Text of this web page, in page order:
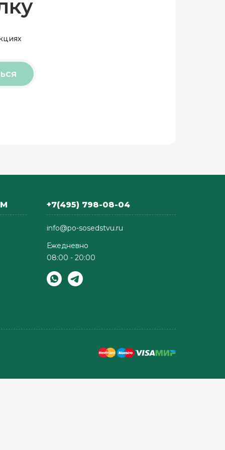
+7(495) 798-08-04
info@po-sosedstvu.ru
Ежедневно
08:00 - 20:00